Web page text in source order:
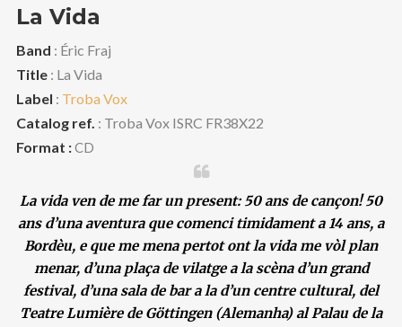
La Vida
Band : Éric Fraj
Title: La Vida
Label : Troba Vox
Catalog ref. : Troba Vox ISRC FR38X22
Format :CD
La vida ven de me far un present: 50 ans de cançon! 50
ans d’una aventura que comenci timidament a 14 ans, a
Bordèu, e que me mena pertot ont la vida me vòl plan
menar, d’una plaça de vilatge a la scèna d’un grand
festival, d’una sala de bar a la d’un centre cultural, del
Teatre Lumière de Göttingen (Alemanha) al Palau de la